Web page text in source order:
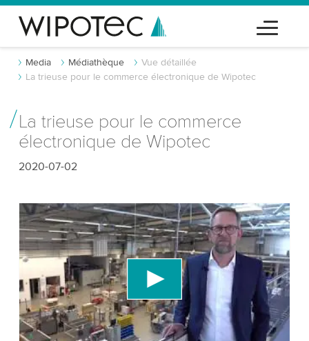
Media Médiathèque
Vue détaillée
La trieuse pour le commerce électronique de Wipotec
La trieuse pour le commerce
électronique de Wipotec
2020-07-02
Nous avons besoin de votre consentement
pour charger le service vidéo YouTube!
Nous utilisons un service tiers pour intégrer du
contenu vidéo susceptible de collecter des
données sur votre activité. Veuillez consulter les
détails et accepter le service pour regarder cette
vidéo.